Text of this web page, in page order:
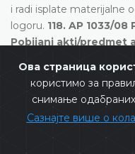
Ова страница
користимо за
снимање одабраних
Сазнајте више о
i radi isplate materijalne
logoru. 118. AP 1033/08
Pobijani akti/predmet
godine; • rješenje
Republike Srpske broj
godine; • zaključak o
izbjeglice i raseljena